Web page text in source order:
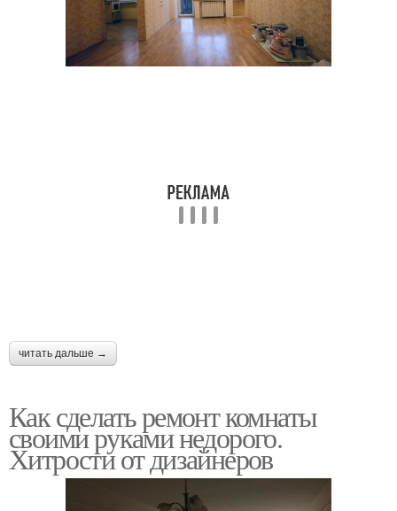
читать дальше →
Как сделать ремонт комнаты
своими руками недорого.
Хитрости от дизайнеров